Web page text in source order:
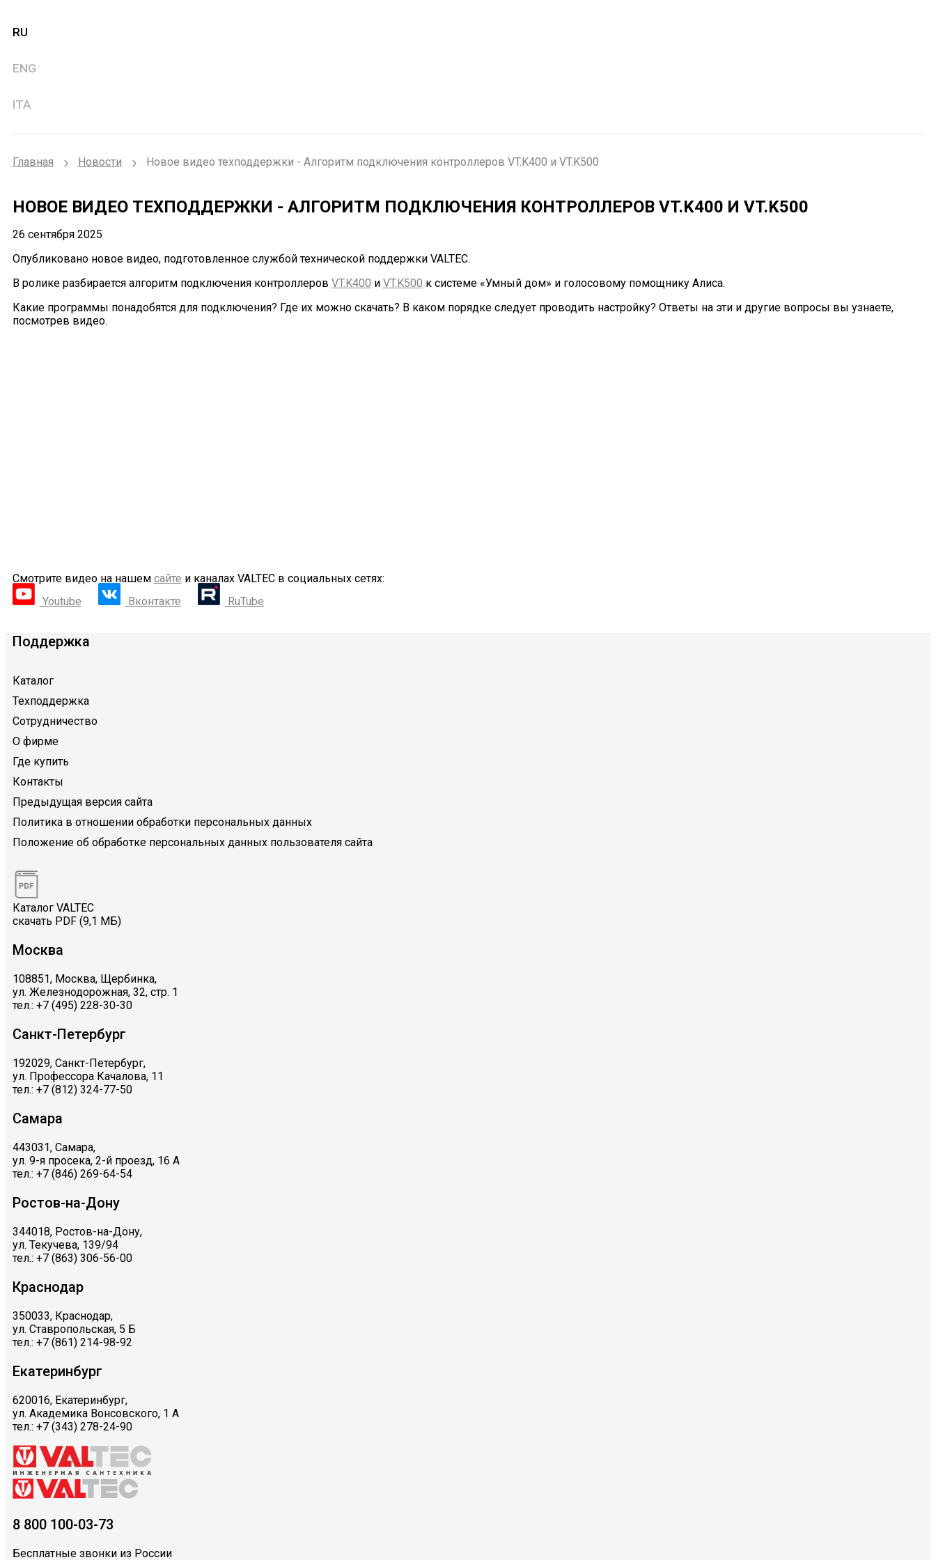
RU
ENG
ITA
Главная Новости Новое видео техподдержки - Алгоритм подключения контроллеров VT.K400 и VT.K500
НОВОЕ ВИДЕО ТЕХПОДДЕРЖКИ - АЛГОРИТМ ПОДКЛЮЧЕНИЯ КОНТРОЛЛЕРОВ VT.K400 И VT.K500
26 сентября 2025
Опубликовано новое видео, подготовленное службой технической поддержки VALTEC.
В ролике разбирается алгоритм подключения контроллеров VT.K400 и VT.K500 к системе «Умный дом» и голосовому помощнику Алиса.
Какие программы понадобятся для подключения? Где их можно скачать? В каком порядке следует проводить настройку? Ответы на эти и другие вопросы вы узнаете,
посмотрев видео.
Смотрите видео на нашем сайте и каналах VALTEC в социальных сетях:
Youtube
Вконтакте RuTube
Поддержка
Каталог
Техподдержка
Сотрудничество
О фирме
Где купить
Контакты
Предыдущая версия сайта
Политика в отношении обработки персональных данных
Положение об обработке персональных данных пользователя сайта
Каталог VALTEC
скачать PDF (9,1 МБ)
Москва
108851, Москва, Щербинка,
ул. Железнодорожная, 32, стр. 1
тел.: +7 (495) 228-30-30
Санкт-Петербург
192029, Санкт-Петербург,
ул. Профессора Качалова, 11
тел.: +7 (812) 324-77-50
Самара
443031, Самара,
ул. 9-я просека, 2-й проезд, 16 А
тел.: +7 (846) 269-64-54
Ростов-на-Дону
344018, Ростов-на-Дону,
ул. Текучева, 139/94
тел.: +7 (863) 306-56-00
Краснодар
350033, Краснодар,
ул. Ставропольская, 5 Б
тел.: +7 (861) 214-98-92
Екатеринбург
620016, Екатеринбург,
ул. Академика Вонсовского, 1 А
тел.: +7 (343) 278-24-90
8 800 100-03-73
Бесплатные звонки из России